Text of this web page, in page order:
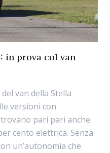
in prova col van
van della Stella
versioni con
pari pari anche
cento elettrica. Senza
un’autonomia che